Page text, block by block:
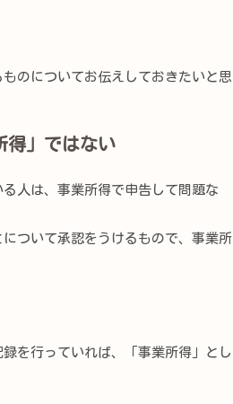
のについてお伝えしておきたいと思
得」ではない
人は、事業所得で申告して問題な
ついて承認をうけるもので、事業所
を行っていれば、「事業所得」とし